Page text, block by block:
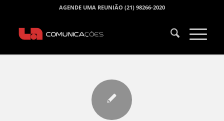
AGENDE UMA REUNIÃO (21) 98266-2020